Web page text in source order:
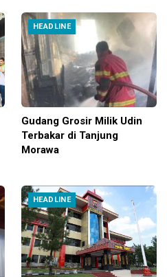
HEADLINE
Gudang Grosir Milik Udin
Terbakar di Tanjung
Morawa
HEADLINE